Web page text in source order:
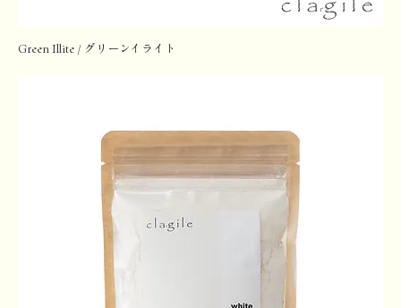
Green Illite / グリーンイライト